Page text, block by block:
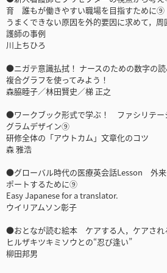
育 誰もが働きやすい職場を目指すために⑨
うまくできない原因を外的要因に求めて，
護師の事例
川上ちひろ
●ニガテ意識払拭！ ナースのための数字の
複合グラフを使ってみよう！
森脇睦子／林田賢史／梯 正之
●ワークブック形式で学ぶ！ ファシリテー
グラムデザイン⑨
研修全体の「アウトカム」文章化のコツ
森 雅浩
●グローバル時代の医療英会話Lesson 外来
ポートするために⑨
Easy Japanese for a translator.
ウイリアムソン彰子
●おとなが読む絵本 ケアする人，ケアされ
ヒルザキツキミソウとの“忍び逢い”
柳田邦男